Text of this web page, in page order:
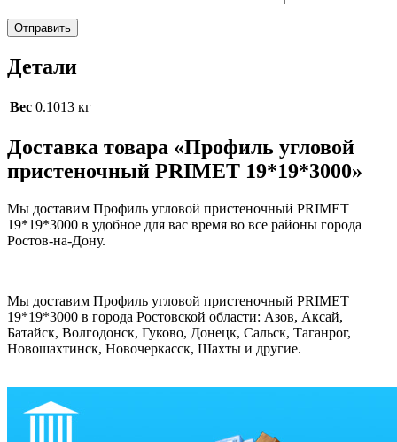
Детали
Вес 0.1013 кг
Доставка товара «Профиль угловой
пристеночный PRIMET 19*19*3000»
Мы доставим Профиль угловой пристеночный PRIMET
19*19*3000 в удобное для вас время во все районы города
Ростов-на-Дону.
Мы доставим Профиль угловой пристеночный PRIMET
19*19*3000 в города Ростовской области: Азов, Аксай,
Батайск, Волгодонск, Гуково, Донецк, Сальск, Таганрог,
Новошахтинск, Новочеркасск, Шахты и другие.